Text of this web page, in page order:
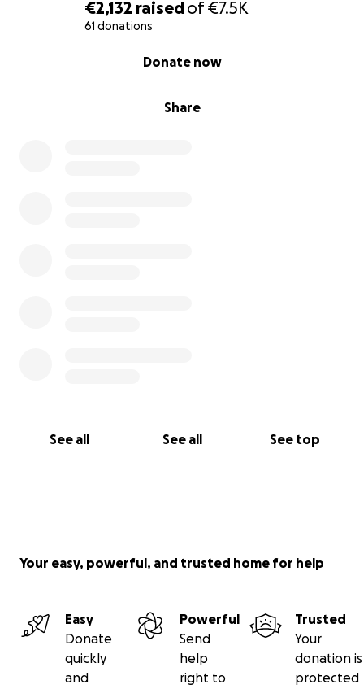
€2,132 raisedof€7.5K
61 donations
Share
Donate now
See all See all See top
Your easy, powerful, and trusted home for help
Easy
Donate
quickly
and
Powerful
Send
help
right to
Trusted
Your
donation is
protected